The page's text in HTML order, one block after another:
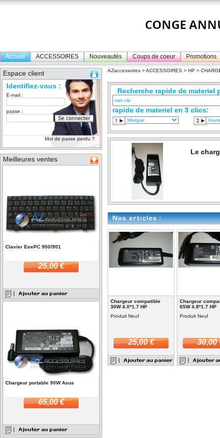
Accueil ACCESSOIRES Nouveautés Coups de coeur Promotions
Espace client
Identifiez-vous :
E-mail :
passe :
Mot de passe perdu ?
Meilleures ventes
Clavier EeePC 900/901
25,00 €
Chargeur portable 90W Asus
65,00 €
AZaccessoires >ACCESSOIRES > HP >
Recherche rapide de materiel
rapide de materiel en 3 clics:
Le
Chargeur compatible
30W 4.0*1.7 HP
Produit Neuf
25,00 €
Chargeur
65W 4.8*1.7 HP
Produit Neuf
30,00